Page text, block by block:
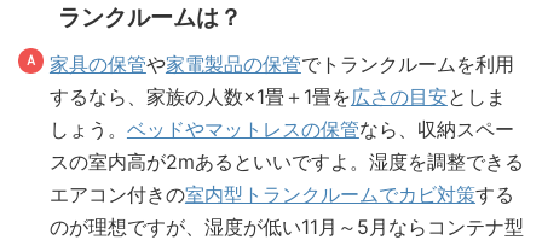
ランクルームは？
家具の保管や家電製品の保管でトランクルームを利用
するなら、家族の人数×1畳＋1畳を広さの目安としま
しょう。 ベッドやマットレスの保管なら、収納スペー
スの室内高が2mあるといいですよ。湿度を調整できる
エアコン付きの室内型トランクルームでカビ対策する
のが理想ですが、湿度が低い11月～5月ならコンテナ型